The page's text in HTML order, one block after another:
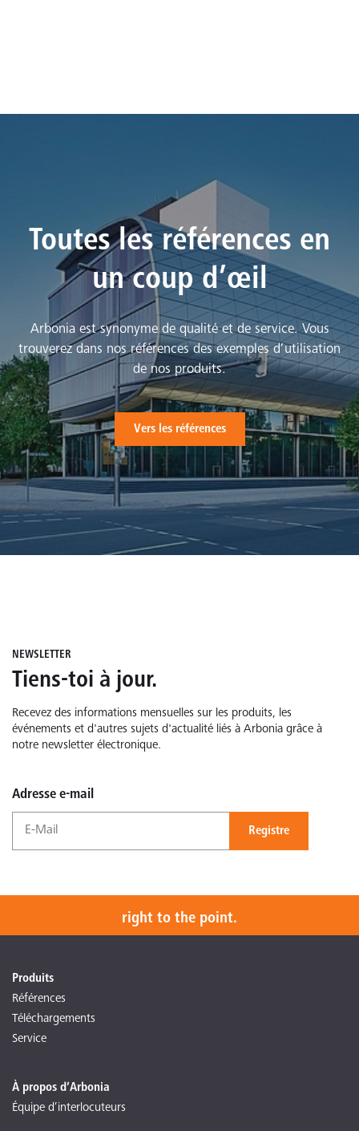
Toutes les références en
un coup d’œil
Arbonia est synonyme de qualité et de service. Vous
trouverez dans nos références des exemples d’utilisation
de nos produits.
Vers les références
NEWSLETTER
Tiens-toi à jour.
Recevez des informations mensuelles sur les produits, les
événements et d'autres sujets d'actualité liés à Arbonia grâce à
notre newsletter électronique.
Adresse e-mail
Registre
right to the point.
Produits
Références
Téléchargements
Service
À propos d’Arbonia
Équipe d’interlocuteurs